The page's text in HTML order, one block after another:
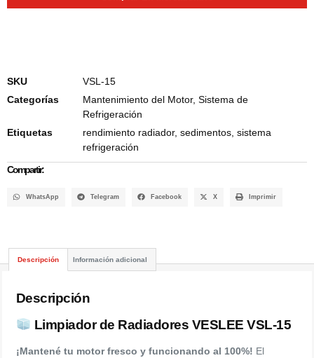
SKU
VSL-15
Categorías
Mantenimiento del Motor, Sistema de
Refrigeración
Etiquetas
rendimiento radiador, sedimentos sistema
refrigeración
Compartir:
WhatsApp Telegram Facebook X Imprimir
Descripción Información adicional
Descripción
Limpiador de Radiadores VESLEE VSL-15
¡Mantené tu motor fresco y funcionando al 100%! El